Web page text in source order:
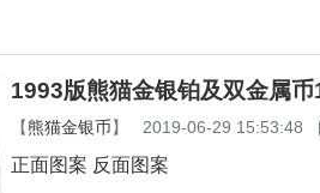
1993版熊猫金银铂及双金属
【熊猫金银币】 2019-06-29 15:53:48
正面图案 反面图案